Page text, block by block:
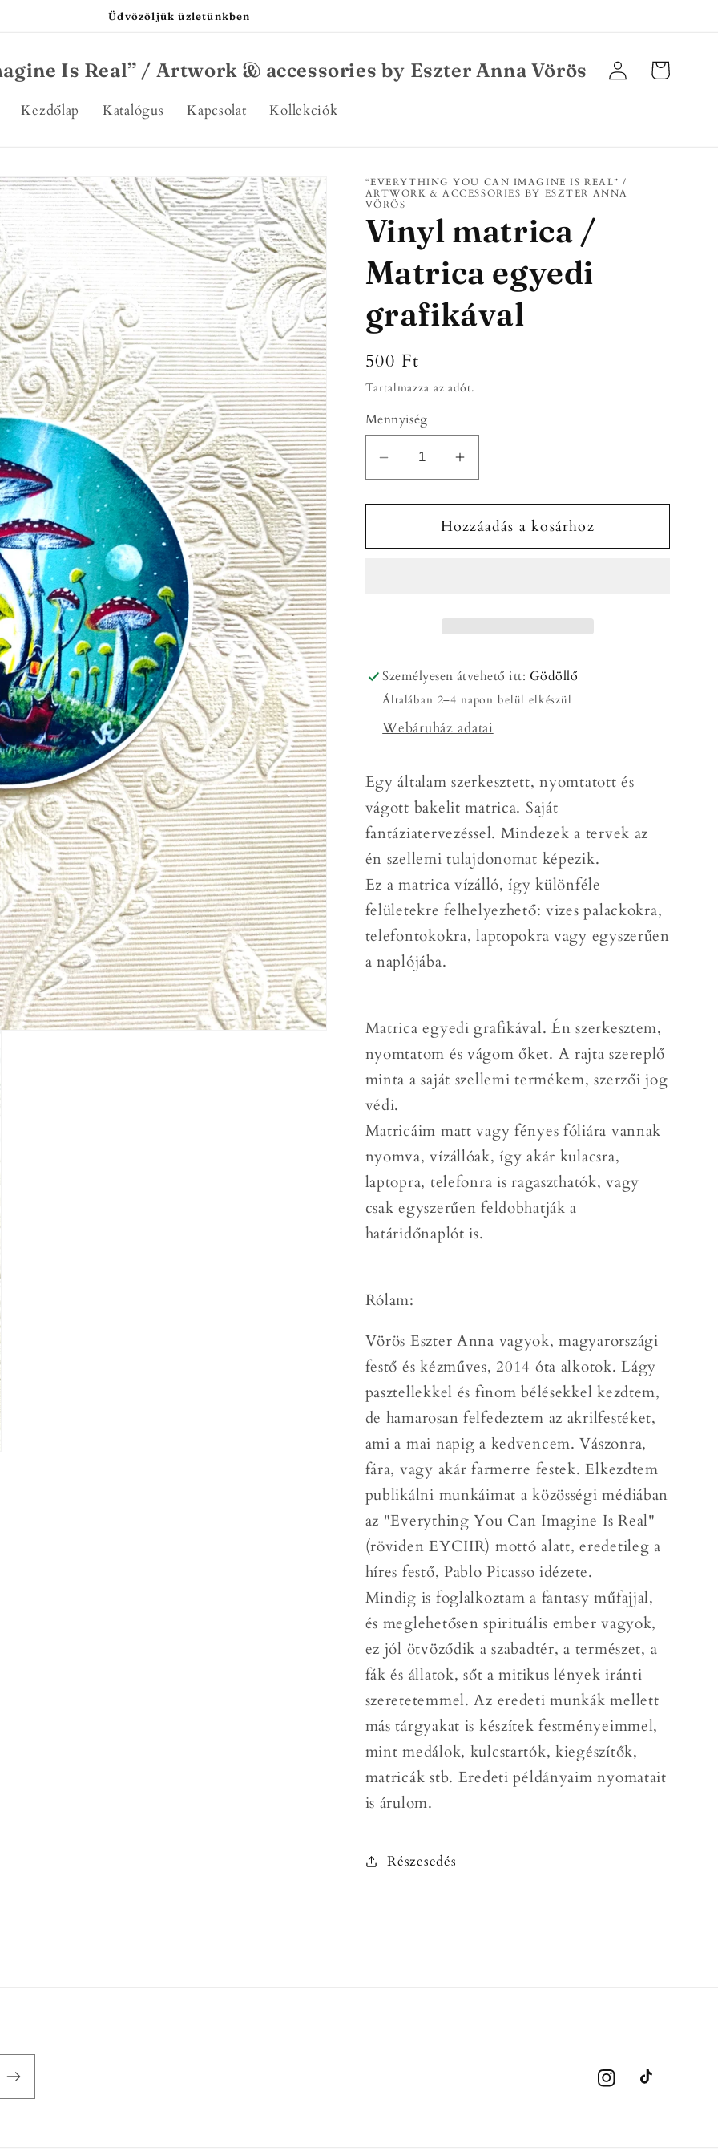
Üdvözöljük üzletünkben
Is Real” / Artwork & accessories by Eszter Anna Vörös
Kezdőlap Katalógus Kapcsolat Kollekciók
BejelentkezésKosár
“EVERYTHING YOU CAN IMAGINE IS REAL” /
ARTWORK & ACCESSORIES BY ESZTER ANNA
VÖRÖS
Vinyl matrica /
Matrica egyedi
grafikával
Normál
ár
500 Ft
Tartalmazza az adót.
Mennyiség
Vinyl
/
egyedi
Vinyl
/
Matrica
egyedi
Hozzáadás a kosárhoz
Személyesen átvehető itt: Gödöllő
Általában 2–4 napon belül elkészül
Webáruház adatai
Egy általam szerkesztett, nyomtatott és
vágott bakelit matrica. Saját
fantáziatervezéssel. Mindezek a tervek az
én szellemi tulajdonomat képezik.
Ez a matrica vízálló, így különféle
felületekre felhelyezhető: vizes palackokra,
telefontokokra, laptopokra vagy egyszerűen
a naplójába.
Matrica egyedi grafikával. Én szerkesztem,
nyomtatom és vágom őket. A rajta szereplő
minta a saját szellemi termékem, szerzői jog
védi.
Matricáim matt vagy fényes fóliára vannak
nyomva, vízállóak, így akár kulacsra,
laptopra, telefonra is ragaszthatók, vagy
csak egyszerűen feldobhatják a
határidőnaplót is.
Rólam:
Vörös Eszter Anna vagyok, magyarországi
festő és kézműves, 2014 óta alkotok. Lágy
pasztellekkel és finom bélésekkel kezdtem,
de hamarosan felfedeztem az akrilfestéket,
ami a mai napig a kedvencem. Vászonra,
fára, vagy akár farmerre festek. Elkezdtem
publikálni munkáimat a közösségi médiában
az "Everything You Can Imagine Is Real"
(röviden EYCIIR) mottó alatt, eredetileg a
híres festő, Pablo Picasso idézete.
Mindig is foglalkoztam a fantasy műfajjal,
és meglehetősen spirituális ember vagyok,
ez jól ötvöződik a szabadtér, a természet, a
fák és állatok, sőt a mitikus lények iránti
szeretetemmel. Az eredeti munkák mellett
más tárgyakat is készítek festményeimmel,
mint medálok, kulcstartók, kiegészítők,
matricák stb. Eredeti példányaim nyomatait
is árulom.
Részesedés
InstagramTikTok